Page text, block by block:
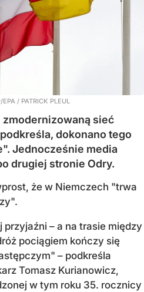
EPA / PATRICK PLEUL
sieć
dokonano tego
Jednocześnie media
drugiej stronie Odry.
że w Niemczech "trwa
– a na trasie między
pociągiem kończy się
– podkreśla
Tomasz Kurianowicz,
w tym roku 35. rocznicy